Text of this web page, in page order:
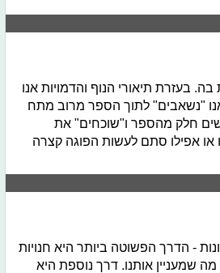
בעזרת תיאורי הנוף והדמויות אנו
אנו "נשאבים" לתוך הספר מרוב מתח
חלק מהספר ו"שוכחים" את
או אפילו סתם לעשות הפוגה קצרה
- הדרך הפשוטה ביותר היא חנויות
שמעניין אותנו. דרך נוספת היא